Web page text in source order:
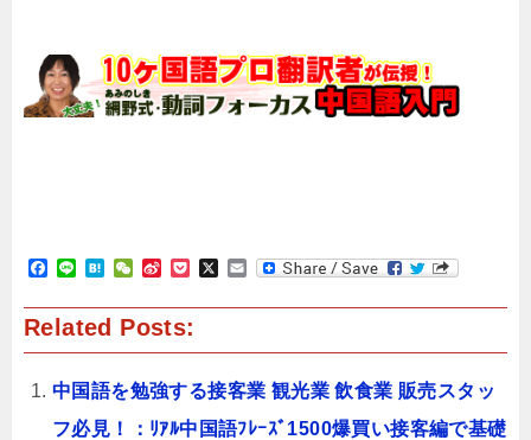
F
c
e
o
k
L
n
e
H
t
e
W
C
h
S
n
a
i
b
o
P
c
k
X
E
a
Related Posts:
中国語を勉強する接客業 観光業 飲食業 販売スタッ
フ必見！：ﾘｱﾙ中国語ﾌﾚｰｽﾞ1500爆買い接客編で基礎